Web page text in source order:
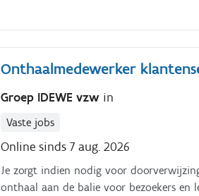
Onthaalmedewerker
Groep IDEWE vzw in
Vaste jobs
Online sinds 7 aug. 2026
Je zorgt indien nodig voor
onthaal aan de balie voor bezoekers en